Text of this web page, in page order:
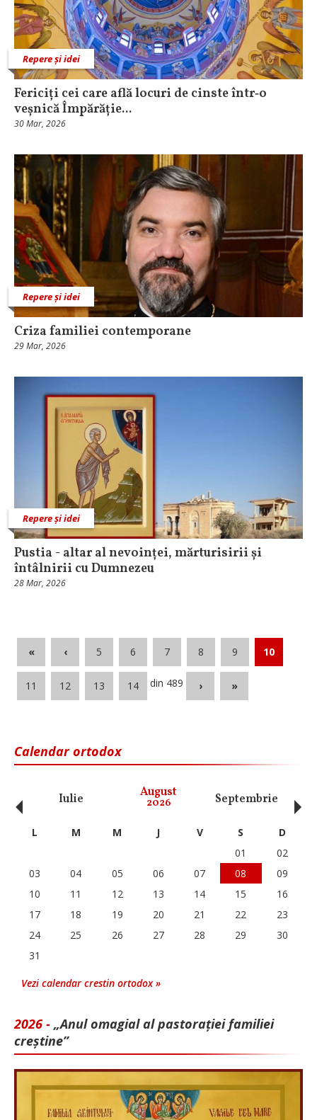
Repere și idei
Fericiți cei care află locuri de cinste într‑o
veșnică Împărăție...
30 Mar, 2026
Repere și idei
Criza familiei contemporane
29 Mar, 2026
Repere și idei
Pustia - altar al nevoinței, mărturisirii și
întâlnirii cu Dumnezeu
28 Mar, 2026
« ‹ 5 6 7 8 9 10
11 12 13 14 din 489 › »
Calendar ortodox
Iulie August
2026 Septembrie
‹ L M M J V S
D
01
02
03
04 05 06 07 08
09
10
11 12 13 14 15
16
17
18 19 20 21 22
23
24
25 26 27 28 29
30
31
Vezi calendar crestin ortodox »
2026 - „Anul omagial al pastorației familiei
creștine”